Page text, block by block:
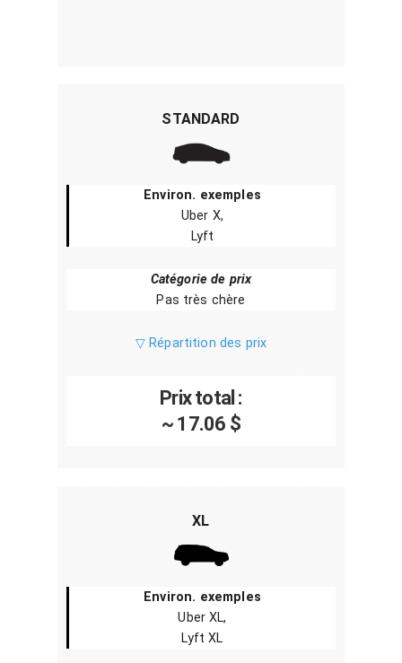
STANDARD
Environ. exemples
Uber X,
Lyft
Catégorie de prix
Pas très chère
▽ Répartition des prix
Prix total :
~ 17.06 $
XL
Environ. exemples
Uber XL,
Lyft XL